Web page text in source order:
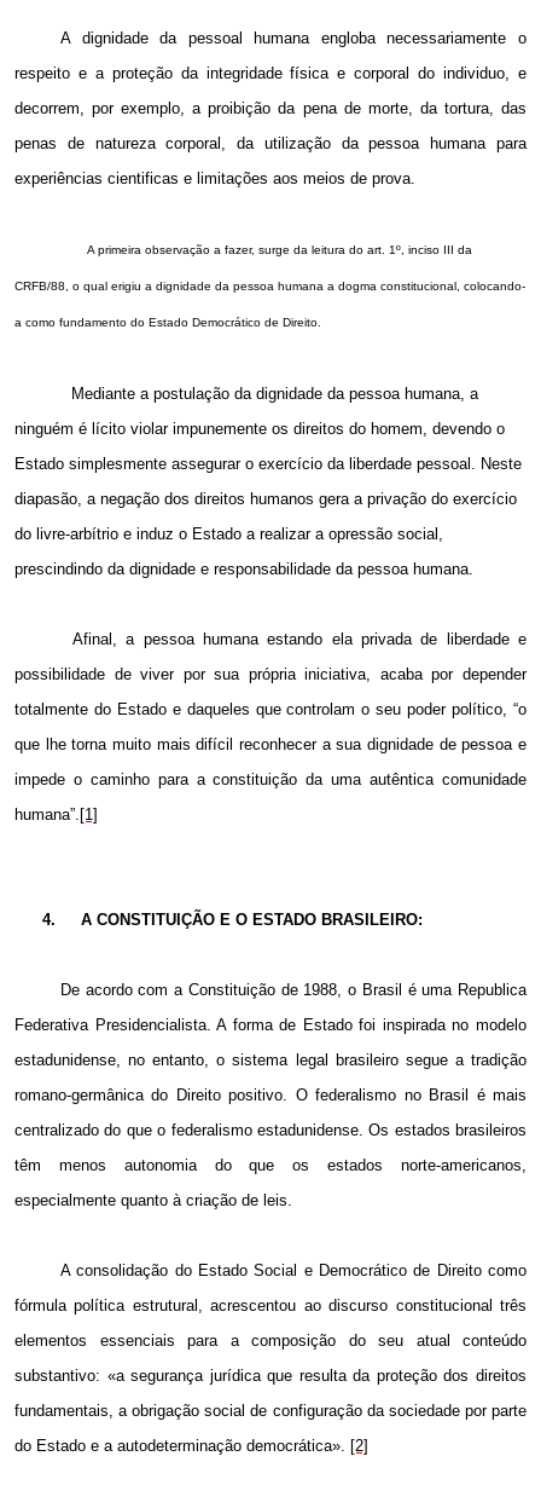
A dignidade da pessoal humana engloba necessariamente o
respeito e a proteção da integridade física e corporal do individuo, e
decorrem, por exemplo, a proibição da pena de morte, da tortura, das
penas de natureza corporal, da utilização da pessoa humana para
experiências cientificas e limitações aos meios de prova.
A primeira observação a fazer, surge da leitura do art. 1º, inciso III da
CRFB/88, o qual erigiu a dignidade da pessoa humana a dogma constitucional, colocando-
a como fundamento do Estado Democrático de Direito.
Mediante a postulação da dignidade da pessoa humana, a
ninguém é lícito violar impunemente os direitos do homem, devendo o
Estado simplesmente assegurar o exercício da liberdade pessoal. Neste
diapasão, a negação dos direitos humanos gera a privação do exercício
do livre-arbítrio e induz o Estado a realizar a opressão social,
prescindindo da dignidade e responsabilidade da pessoa humana.
Afinal, a pessoa humana estando ela privada de liberdade e
possibilidade de viver por sua própria iniciativa, acaba por depender
totalmente do Estado e daqueles que controlam o seu poder político, “o
que lhe torna muito mais difícil reconhecer a sua dignidade de pessoa e
impede o caminho para a constituição da uma autêntica comunidade
humana”. [1]
4. A CONSTITUIÇÃO E O ESTADO BRASILEIRO:
De acordo com a Constituição de 1988, o Brasil é uma Republica
Federativa Presidencialista. A forma de Estado foi inspirada no modelo
estadunidense, no entanto, o sistema legal brasileiro segue a tradição
romano-germânica do Direito positivo. O federalismo no Brasil é mais
centralizado do que o federalismo estadunidense. Os estados brasileiros
têm menos autonomia do que os estados norte-americanos,
especialmente quanto à criação de leis.
A consolidação do Estado Social e Democrático de Direito como
fórmula política estrutural, acrescentou ao discurso constitucional três
elementos essenciais para a composição do seu atual conteúdo
substantivo: «a segurança jurídica que resulta da proteção dos direitos
fundamentais, a obrigação social de configuração da sociedade por parte
do Estado e a autodeterminação democrática».
[2]